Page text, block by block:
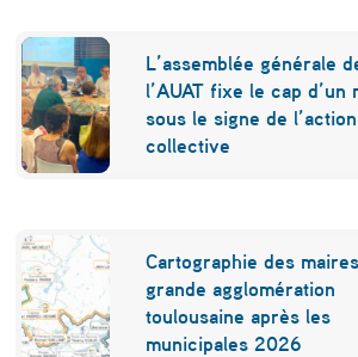
L’assemblée générale
l’AUAT fixe le cap d’un
sous le signe de l’action
collective
Cartographie des
grande agglomération
toulousaine après les
municipales 2026